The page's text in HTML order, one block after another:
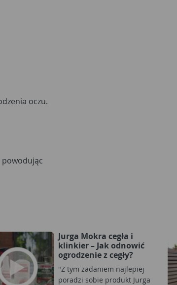
oczu.
powodując
Jurga Mokra cegła i
klinkier – Jak odnowić
ogrodzenie z cegły?
"Z tym zadaniem najlepiej
poradzi sobie produkt Jurga